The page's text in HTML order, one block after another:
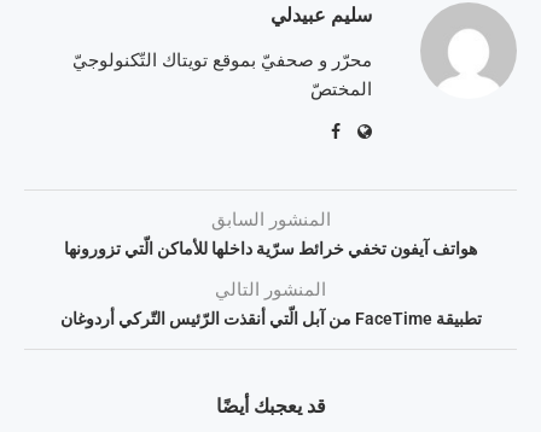
سليم عبيدلي
محرّر و صحفيّ بموقع تويتاك التّكنولوجيّ
المختصّ
المنشور السابق
هواتف آيفون تخفي خرائط سرّية داخلها للأماكن الّتي تزورونها
المنشور التالي
تطبيقة FaceTime من آبل الّتي أنقذت الرّئيس التّركي أردوغان
قد يعجبك أيضًا